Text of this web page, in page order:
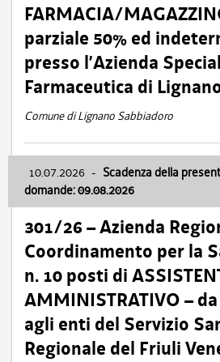
FARMACIA/
parziale 50% ed
presso l’Azienda
Farmaceutica di
Comune di Lignano Sabbiadoro
10.07.2026 - Scadenza della
domande: 09.08.2026
301/26 – Azienda
Coordinamento per la
n. 10 posti di
AMMINISTRATIVO –
agli enti del Servizio
Regionale del Friuli